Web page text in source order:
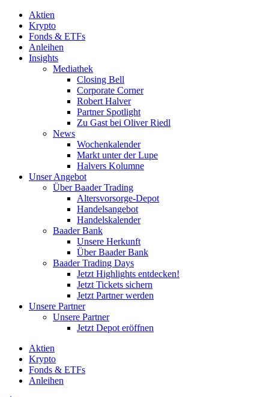
Aktien
Krypto
Fonds & ETFs
Anleihen
Insights
Mediathek
Closing Bell
Corporate Corner
Robert Halver
Partner Spotlight
Zu Gast bei Oliver Riedl
News
Wochenkalender
Markt unter der Lupe
Halvers Kolumne
Unser Angebot
Über Baader Trading
Altersvorsorge-Depot
Handelsangebot
Handelskalender
Baader Bank
Unsere Herkunft
Über Baader Bank
Baader Trading Days
Jetzt Highlights entdecken!
Jetzt Tickets sichern
Jetzt Partner werden
Unsere Partner
Unsere Partner
Jetzt Depot eröffnen
Aktien
Krypto
Fonds & ETFs
Anleihen